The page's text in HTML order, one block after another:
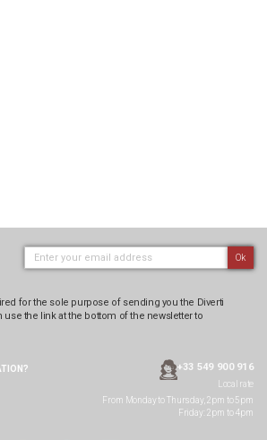
Ok
for the sole purpose of sending you the Diverti
use the link at the bottom of the newsletter to
+33 549 900 916
Local rate
From Monday to Thursday, 2pm to 5pm
Friday: 2pm to 4pm